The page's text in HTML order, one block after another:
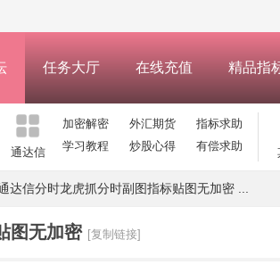
任务大厅 在线充值 精品指
通达信
加密解密 外汇期货
指标求助
学习教程
炒股心得 有偿求助
达信分时龙虎抓分时副图指标贴图无加密 ...
图无加密 [复制链接]